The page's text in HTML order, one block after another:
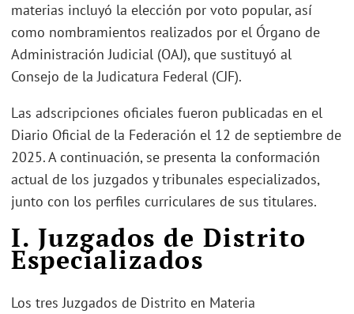
materias incluyó la elección por voto popular, así
como nombramientos realizados por el Órgano de
Administración Judicial (OAJ), que sustituyó al
Consejo de la Judicatura Federal (CJF).
Las adscripciones oficiales fueron publicadas en el
Diario Oficial de la Federación el 12 de septiembre de
2025. A continuación, se presenta la conformación
actual de los juzgados y tribunales especializados,
junto con los perfiles curriculares de sus titulares.
I. Juzgados de Distrito
Especializados
Los tres Juzgados de Distrito en Materia